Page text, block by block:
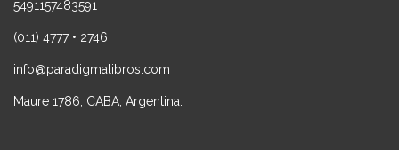
5491157483591
(011) 4777 • 2746
info@paradigmalibros.com
Maure 1786, CABA, Argentina.